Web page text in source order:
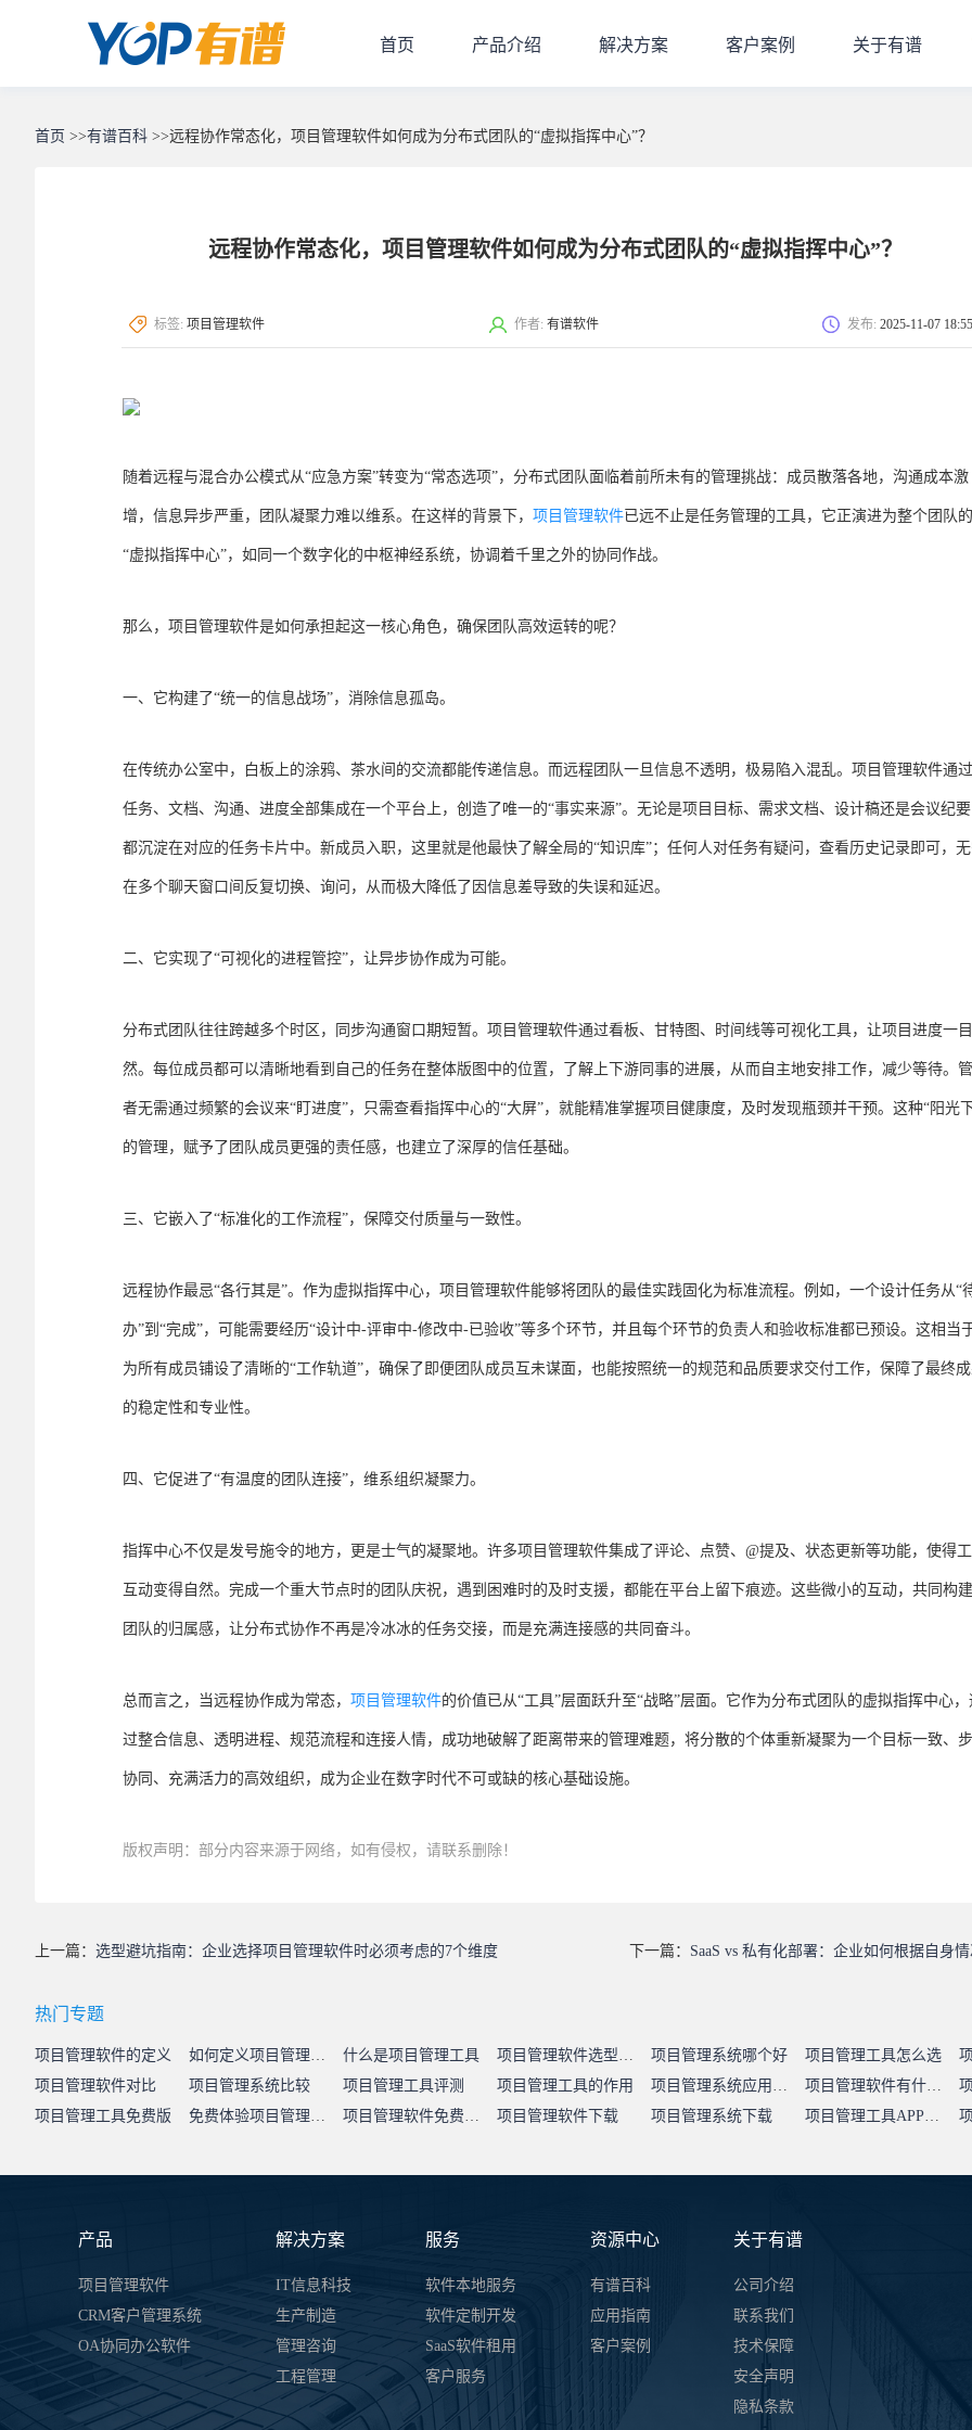
首页 产品介绍 解决方案 客户案例 关于有谱
首页 >>有谱百科 >>远程协作常态化，项目管理软件如何成为分布式团队的“虚拟指挥中心”？
远程协作常态化，项目管理软件如何成为分布式团队的“虚拟指挥中心”？
标签: 项目管理软件 作者: 有谱软件 发布: 2025-11-07
随着远程与混合办公模式从“应急方案”转变为“常态选项”，分布式团队面临着前所未有的管理挑战：成员散落各地，沟通成本激
增，信息异步严重，团队凝聚力难以维系。在这样的背景下， 项目管理软件已远不止是任务管理的工具，它正演进为整个团队的
“虚拟指挥中心”，如同一个数字化的中枢神经系统，协调着千里之外的协同作战。
那么，项目管理软件是如何承担起这一核心角色，确保团队高效运转的呢？
一、它构建了“统一的信息战场”，消除信息孤岛。
在传统办公室中，白板上的涂鸦、茶水间的交流都能传递信息。而远程团队一旦信息不透明，极易陷入混乱。项目管理软件通
任务、文档、沟通、进度全部集成在一个平台上，创造了唯一的“事实来源”。无论是项目目标、需求文档、设计稿还是会议纪要
都沉淀在对应的任务卡片中。新成员入职，这里就是他最快了解全局的“知识库”；任何人对任务有疑问，查看历史记录即可，
在多个聊天窗口间反复切换、询问，从而极大降低了因信息差导致的失误和延迟。
二、它实现了“可视化的进程管控”，让异步协作成为可能。
分布式团队往往跨越多个时区，同步沟通窗口期短暂。项目管理软件通过看板、甘特图、时间线等可视化工具，让项目进度一
然。每位成员都可以清晰地看到自己的任务在整体版图中的位置，了解上下游同事的进展，从而自主地安排工作，减少等待。
者无需通过频繁的会议来“盯进度”，只需查看指挥中心的“大屏”，就能精准掌握项目健康度，及时发现瓶颈并干预。这种“阳光
的管理，赋予了团队成员更强的责任感，也建立了深厚的信任基础。
三、它嵌入了“标准化的工作流程”，保障交付质量与一致性。
远程协作最忌“各行其是”。作为虚拟指挥中心，项目管理软件能够将团队的最佳实践固化为标准流程。例如，一个设计任务从“
办”到“完成”，可能需要经历“设计中-评审中-修改中-已验收”等多个环节，并且每个环节的负责人和验收标准都已预设。这相当
为所有成员铺设了清晰的“工作轨道”，确保了即便团队成员互未谋面，也能按照统一的规范和品质要求交付工作，保障了最终
的稳定性和专业性。
四、它促进了“有温度的团队连接”，维系组织凝聚力。
指挥中心不仅是发号施令的地方，更是士气的凝聚地。许多项目管理软件集成了评论、点赞、@提及、状态更新等功能，使得
互动变得自然。完成一个重大节点时的团队庆祝，遇到困难时的及时支援，都能在平台上留下痕迹。这些微小的互动，共同构
团队的归属感，让分布式协作不再是冷冰冰的任务交接，而是充满连接感的共同奋斗。
总而言之，当远程协作成为常态， 项目管理软件的价值已从“工具”层面跃升至“战略”层面。它作为分布式团队的虚拟指挥中心，
过整合信息、透明进程、规范流程和连接人情，成功地破解了距离带来的管理难题，将分散的个体重新凝聚为一个目标一致、
协同、充满活力的高效组织，成为企业在数字时代不可或缺的核心基础设施。
版权声明：部分内容来源于网络，如有侵权，请联系删除！
上一篇： 选型避坑指南：企业选择项目管理软件时必须考虑的7个维度 下一篇： SaaS vs 私有化部署：企业如何根据自身
热门专题
项目管理软件的定义 如何定义项目管理系统 什么是项目管理工具 项目管理软件选型指南 项目管理系统哪个好 项目管理工具怎么选
项目管理软件对比
项目管理系统比较 项目管理工具评测 项目管理工具的作用 项目管理系统应用价值 项目管理软件有什么用
项目管理工具免费版
免费体验项目管理系统 项目管理软件免费试用 项目管理软件下载 项目管理系统下载 项目管理工具APP下载
产品
项目管理软件
CRM客户管理系统
OA协同办公软件
解决方案
IT信息科技
生产制造
管理咨询
工程管理
服务
软件本地服务
软件定制开发
SaaS软件租用
客户服务
资源中心
有谱百科
应用指南
客户案例
关于有谱
公司介绍
联系我们
技术保障
安全声明
隐私条款